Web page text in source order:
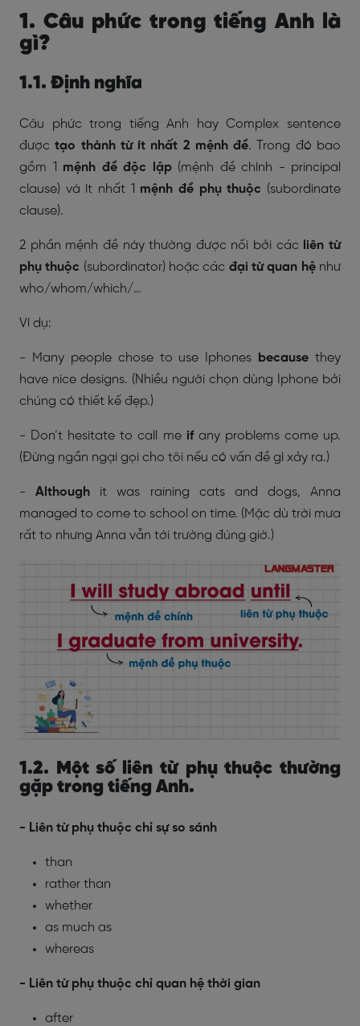
1. Câu phức trong tiếng Anh là
gì?
1.1. Định nghĩa
Câu phức trong tiếng Anh hay Complex sentence
đượctạo thành từ ít nhất 2 mệnh đề. Trong đó bao
gồm 1 mệnh đề độc lập(mệnh đề chính - principal
clause) và ít nhất 1 mệnh đề phụ thuộc (subordinate
clause).
2 phần mệnh đề này thường được nối bởi các
liên từ
phụ thuộc (subordinator) hoặc các đại từ quan hệ như
who/whom/which/…
Ví dụ:
- Many people chose to use Iphones because they
have nice designs. (Nhiều người chọn dùng Iphone bởi
chúng có thiết kế đẹp.)
- Don’t hesitate to call me ifany problems come up.
(Đừng ngần ngại gọi cho tôi nếu có vấn đề gì xảy ra.)
-Although it was raining cats and dogs, Anna
managed to come to school on time. (Mặc dù trời mưa
rất to nhưng Anna vẫn tới trường đúng giờ.)
1.2. Một số liên từ phụ thuộc thường
gặp trong tiếng Anh.
- Liên từ phụ thuộc chỉ sự so sánh
than
rather than
whether
as much as
whereas
- Liên từ phụ thuộc chỉ quan hệ thời gian
after